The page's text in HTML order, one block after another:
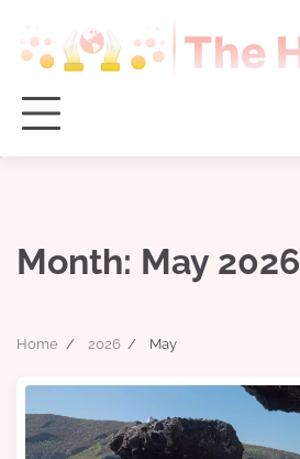
content
Month: May 2026
Home 2026 May